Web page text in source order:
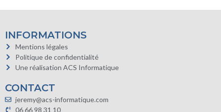
INFORMATIONS
Mentions légales
Politique de confidentialité
Une réalisation ACS Informatique
CONTACT
jeremy@acs-informatique.com
06 66 98 31 10